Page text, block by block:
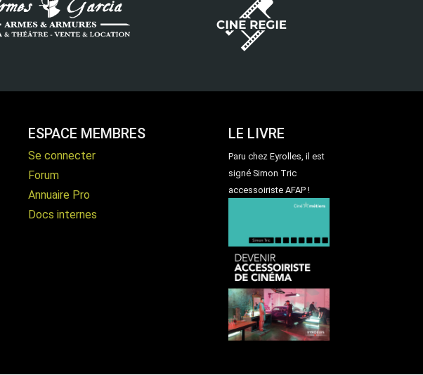
ESPACE MEMBRES
Se connecter
Forum
Annuaire Pro
Docs internes
LE LIVRE
Paru chez Eyrolles, il est
signé Simon Tric
accessoiriste AFAP !